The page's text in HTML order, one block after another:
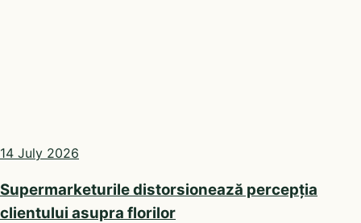
14 July 2026
Supermarketurile distorsionează percepția
clientului asupra florilor